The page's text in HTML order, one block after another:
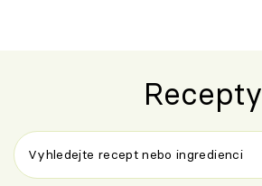
Recepty